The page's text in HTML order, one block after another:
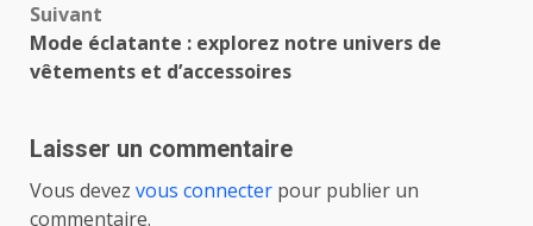
Suivant
Mode éclatante : explorez notre univers de
vêtements et d’accessoires
Laisser un commentaire
Vous devez vous connecter pour publier un
commentaire.